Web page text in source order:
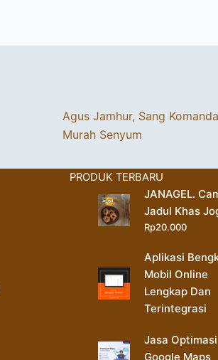
Agus Jamhur, Sang
Murah Senyum
PRODUK TERBARU
JANAGEL.
Jadul Khas
Rp20.000
Aplikasi
Mobil Online
Lengkap Dan
Terintegrasi
Jasa Optimasi
Google Maps